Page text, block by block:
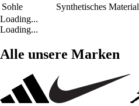
Sohle
Synthetisches Material
Loading...
Loading...
Alle unsere Marken